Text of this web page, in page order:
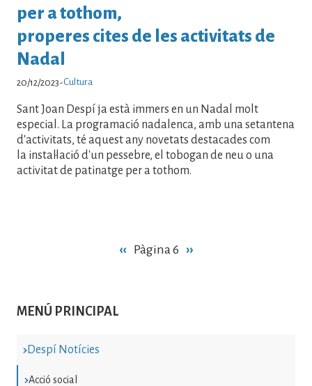
MENÚ PRINCIPAL
Despí Notícies
Acció social
per a tothom,
properes cites de les activitats de
Nadal
20/12/2023-Cultura
Sant Joan Despí ja està immers en un Nadal molt
especial. La programació nadalenca, amb una setantena
d'activitats, té aquest any novetats destacades com
la instal·lació d'un pessebre, el tobogan de neu o una
activitat de patinatge per a tothom.
Pàgina
‹‹ Pàgina 6 Pàgina
››